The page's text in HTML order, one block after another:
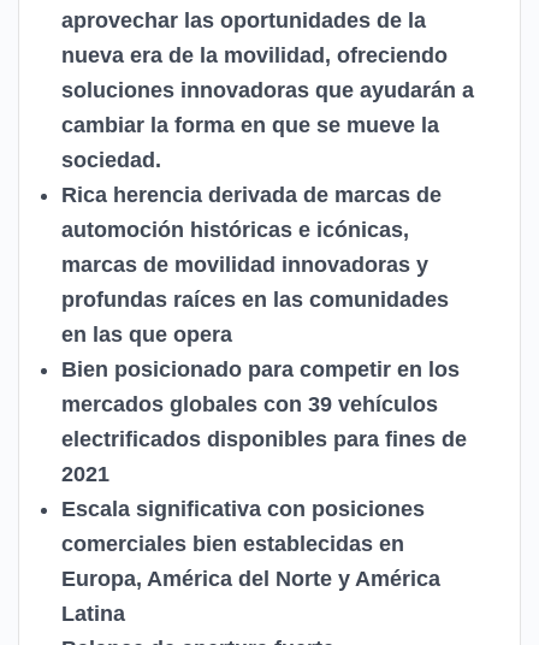
aprovechar las oportunidades de la
nueva era de la movilidad, ofreciendo
soluciones innovadoras que ayudarán a
cambiar la forma en que se mueve la
sociedad.
Rica herencia derivada de marcas de
automoción históricas e icónicas,
marcas de movilidad innovadoras y
profundas raíces en las comunidades
en las que opera
Bien posicionado para competir en los
mercados globales con 39 vehículos
electrificados disponibles para fines de
2021
Escala significativa con posiciones
comerciales bien establecidas en
Europa, América del Norte y América
Latina